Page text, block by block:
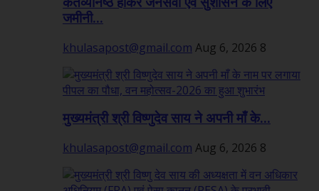
जमीनी...
khulasapost@gmail.com Aug 6, 2026 8
मुख्यमंत्री श्री विष्णुदेव साय ने अपनी माँ के...
khulasapost@gmail.com Aug 6, 2026 8